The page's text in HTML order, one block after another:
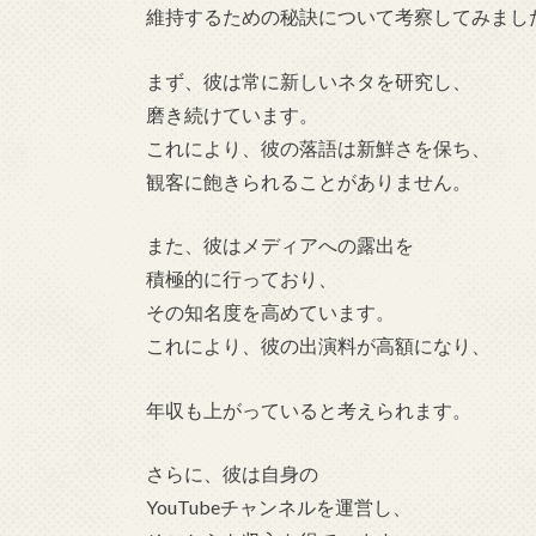
維持するための秘訣について考察してみまし
まず、彼は常に新しいネタを研究し、
磨き続けています。
これにより、彼の落語は新鮮さを保ち、
観客に飽きられることがありません。
また、彼はメディアへの露出を
積極的に行っており、
その知名度を高めています。
これにより、彼の出演料が高額になり、
年収も上がっていると考えられます。
さらに、彼は自身の
YouTubeチャンネルを運営し、